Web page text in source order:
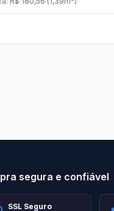
segura e confiável
SSL Seguro